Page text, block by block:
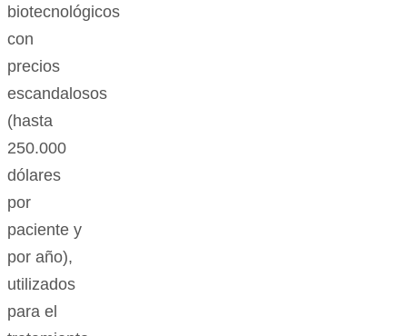
biotecnológicos
con
precios
escandalosos
(hasta
250.000
dólares
por
paciente y
por año),
utilizados
para el